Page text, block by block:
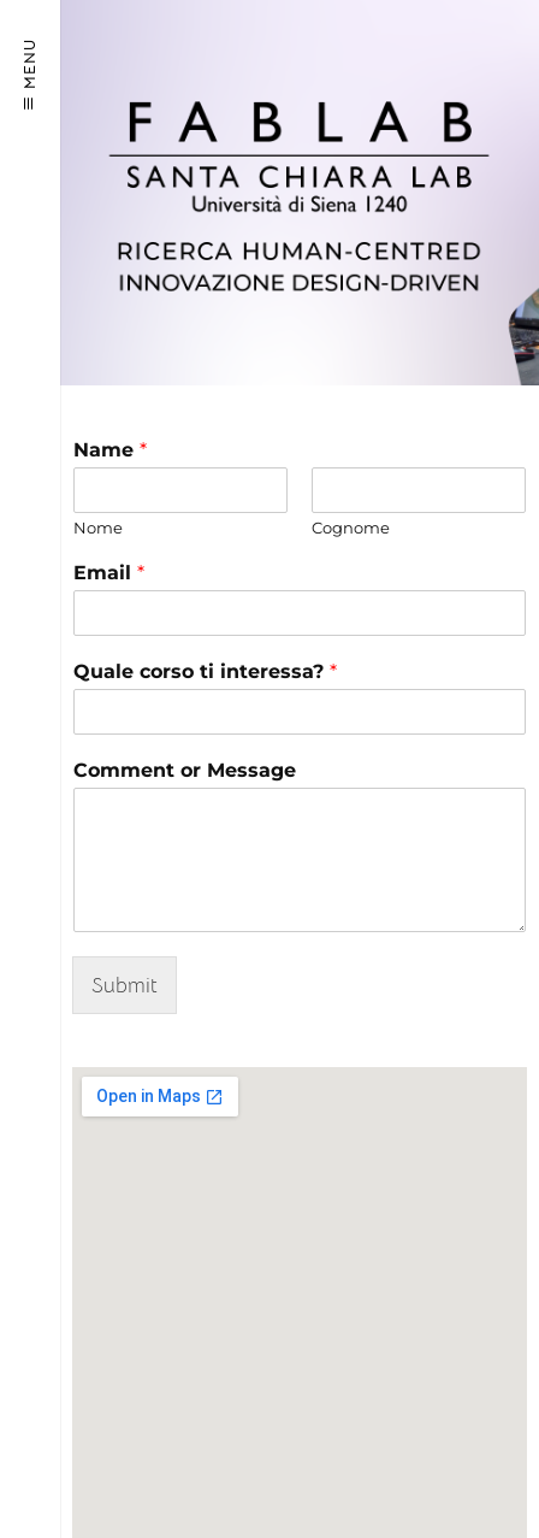
MENU
Name *
Nome Cognome
Email *
Quale corso ti interessa? *
Comment or Message
Submit